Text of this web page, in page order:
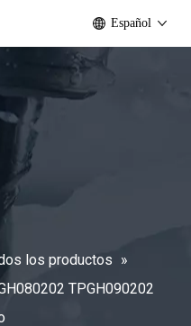
Español
los productos »
TPGH090202